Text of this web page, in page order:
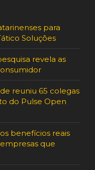
para
Soluções
revela as
reuniu 65 colegas
do Pulse Open
benefícios reais
que